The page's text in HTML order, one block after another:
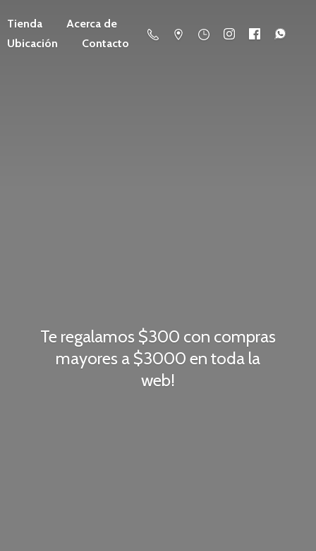
Tienda
Acerca de
Ubicación
Contacto
Te regalamos $300 con compras
mayores a $3000 en toda la
web!